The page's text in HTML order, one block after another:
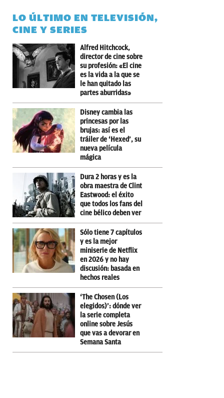
LO ÚLTIMO EN TELEVISIÓN,
CINE Y SERIES
Alfred Hitchcock,
director de cine sobre
su profesión: «El cine
es la vida a la que se
le han quitado las
partes aburridas»
Disney cambia las
princesas por las
brujas: así es el
tráiler de ‘Hexed’, su
nueva película
mágica
Dura 2 horas y es la
obra maestra de Clint
Eastwood: el éxito
que todos los fans del
cine bélico deben ver
Sólo tiene 7 capítulos
y es la mejor
miniserie de Netflix
en 2026 y no hay
discusión: basada en
hechos reales
‘The Chosen (Los
elegidos)’: dónde ver
la serie completa
online sobre Jesús
que vas a devorar en
Semana Santa